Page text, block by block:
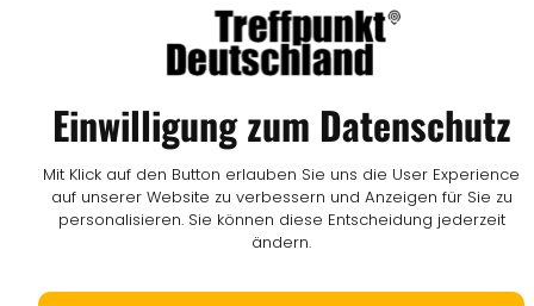
Einwilligung zum Datenschutz
Mit Klick auf den Button erlauben Sie uns die User Experience
auf unserer Website zu verbessern und Anzeigen für Sie zu
personalisieren. Sie können diese Entscheidung jederzeit
ändern.